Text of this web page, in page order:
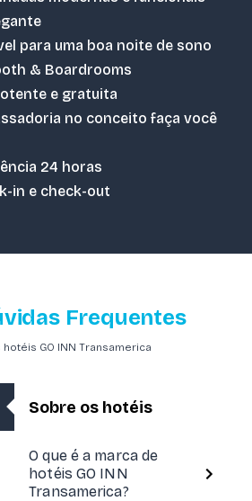
para uma boa noite de sono
& Boardrooms
e gratuita
no conceito faça você
24 horas
in e check-out
Frequentes
GO INN Transamerica
Sobre os hotéis
O que é a marca de
hotéis GO INN
Transamerica?